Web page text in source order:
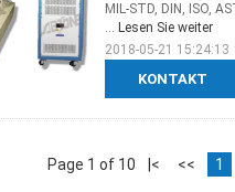
KONTAKT
MIL-STD, DIN, ISO,
... Lesen Sie weiter
2018-05-21 15:24:13
Page 1 of 10 |< << 1